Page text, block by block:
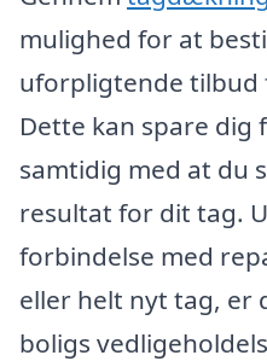
mulighed for at
uforpligtende tilbud
Dette kan spare dig
samtidig med at du
resultat for dit tag.
forbindelse med
eller helt nyt tag, er
boligs